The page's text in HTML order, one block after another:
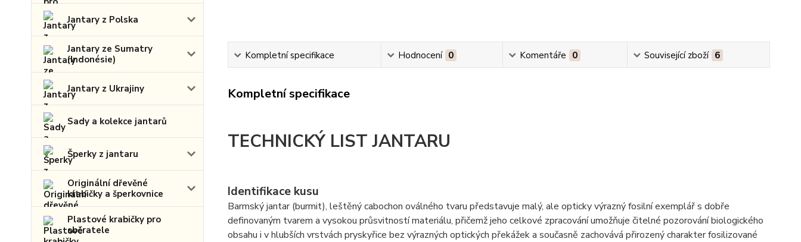
Jantary z Polska
Jantary ze Sumatry
(Indonésie)
Jantary z Ukrajiny
Sady a kolekce jantarů
Šperky z jantaru
Originální dřevěné
krabičky a šperkovnice
Plastové krabičky pro
sběratele
Kompletní specifikace Hodnocení 0 Komentáře 0 Související zboží 6
Kompletní specifikace
TECHNICKÝ LIST JANTARU
Identifikace kusu
Barmský jantar (burmit), leštěný cabochon oválného tvaru představuje malý, ale opticky výrazný fosilní exemplář s dobře
definovaným tvarem a vysokou průsvitností materiálu, přičemž jeho celkové zpracování umožňuje čitelné pozorování biologického
obsahu i v hlubších vrstvách pryskyřice bez výrazných optických překážek a současně zachovává přirozený charakter fosilizované